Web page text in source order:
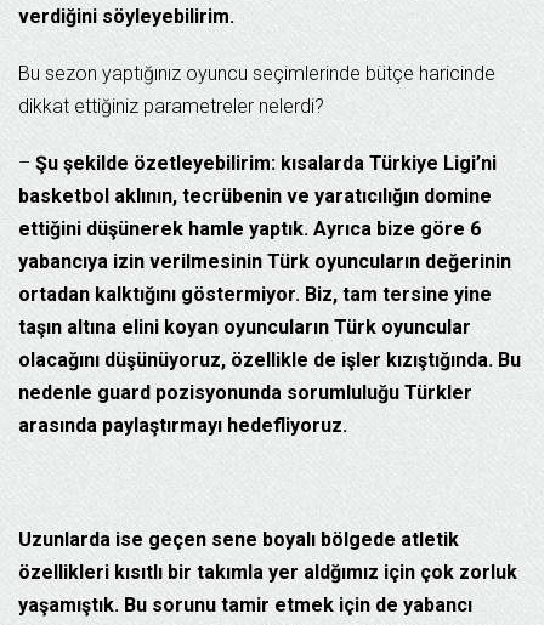
verdiğini söyleyebilirim.
Bu sezon yaptığınız oyuncu seçimlerinde bütçe haricinde
dikkat ettiğiniz parametreler nelerdi?
– Şu şekilde özetleyebilirim: kısalarda Türkiye Ligi’ni
basketbol aklının, tecrübenin ve yaratıcılığın domine
ettiğini düşünerek hamle yaptık. Ayrıca bize göre 6
yabancıya izin verilmesinin Türk oyuncuların değerinin
ortadan kalktığını göstermiyor. Biz, tam tersine yine
taşın altına elini koyan oyuncuların Türk oyuncular
olacağını düşünüyoruz, özellikle de işler kızıştığında. Bu
nedenle guard pozisyonunda sorumluluğu Türkler
arasında paylaştırmayı hedefliyoruz.
Uzunlarda ise geçen sene boyalı bölgede atletik
özellikleri kısıtlı bir takımla yer aldğımız için çok zorluk
yaşamıştık. Bu sorunu tamir etmek için de yabancı